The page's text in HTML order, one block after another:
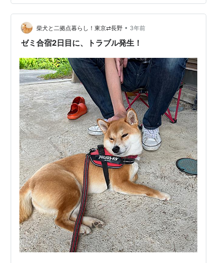
け・・・ 体力いるよね さぁ明日も暑いよ！ 明日、母が
気をつけなきゃいけないのはスイカ🍉 8月始めだった
か？スイカを車の後部座席に座らせていた母 ブレーキを
踏んだら コロコロ転がって 座席からボトッ パカンッと
柴犬と二拠点暮らし！東京⇄長野 • 3年前
ゼミ合宿2日目に、トラブル発生！